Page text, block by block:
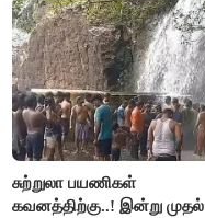
சுற்றுலா பயணிகள்
கவனத்திற்கு..! இன்று முதல்